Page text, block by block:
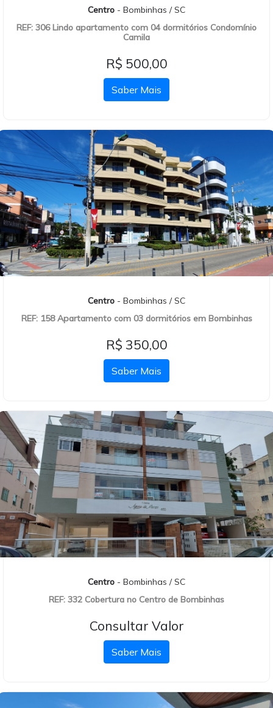
Centro - Bombinhas / SC
REF: 306 Lindo apartamento com 04 dormitórios Condomínio
Camila
R$ 500,00
Saber Mais
Centro - Bombinhas / SC
REF: 158 Apartamento com 03 dormitórios em Bombinhas
R$ 350,00
Saber Mais
Centro - Bombinhas / SC
REF: 332 Cobertura no Centro de Bombinhas
Consultar Valor
Saber Mais